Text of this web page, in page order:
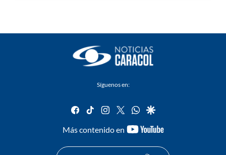
Síguenos en:
facebook
tiktok instagram
twitterwhatsapp
google
Más contenido en
youtube-